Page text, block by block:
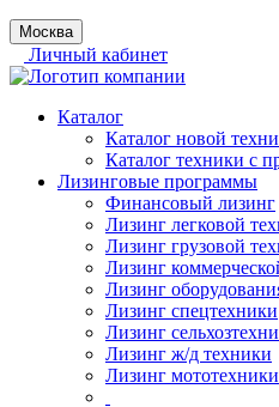
Москва
Личный кабинет
Каталог
Каталог новой
Каталог техники с
Лизинговые программы
Финансовый лизинг
Лизинг легковой
Лизинг грузовой
Лизинг
Лизинг
Лизинг спецтехники
Лизинг
Лизинг ж/д техники
Лизинг мототехники